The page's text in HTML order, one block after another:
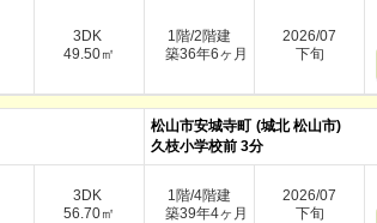
3DK
49.50㎡
1階/2階建
築36年6ヶ月
2026/07
下旬
松山市安城寺町 (城北 松山市)
久枝小学校前 3分
3DK
56.70㎡
1階/4階建
築39年4ヶ月
2026/07
下旬